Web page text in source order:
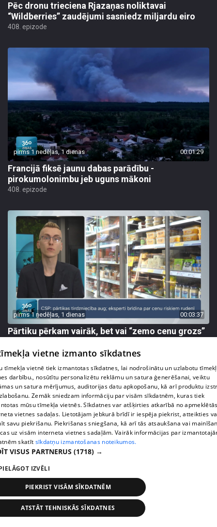
Pēc dronu trieciena Rjazaņas noliktavai
“Wildberries” zaudējumi sasniedz miljardu eiro
408. epizode
pirms 1 nedēļas, 1 dienas 00:01:29
Francijā fiksē jaunu dabas parādību -
pirokumolonimbu jeb uguns mākoni
408. epizode
pirms 1 nedēļas, 1 dienas 00:03:37
Pārtiku pērkam vairāk, bet vai “zemo cenu grozs”
408. epizode
pirms 1 nedēļas, 1 dienas
Latvijā pirmajā Simulāciju centrā mediķi trenēsies
glābt dzīvības
vietne izmanto sīkdatnes
tīmekļa vietnē tiek izmantotas sīkdatnes, lai nodrošinātu un uzlabotu
darbību., nosūtītu personalizētu reklāmu un satura ģenerēšanai, veiktu
un satura mērījumus, auditorijas datu apkopošanu, kā arī produktu
Zemāk sniedzam informāciju par visām sīkdatnēm, kuras tiek
mūsu tīmekļa vietnēs. Sīkdatnes var atšķirties atkarībā no
vietnes sadaļas. Lietotājam jebkurā brīdī ir iespēja piekrist, atteikties
savu piekrišanu. Piekrišanas sniegšana, kā arī tās atsaukšana vai
uz visām interneta vietnes sadaļām. Vairāk informācijas par
skatīt sīkdatņu izmantošanas noteikumos.
VISUS PARTNERUS (1718) →
IZVĒLI
PIEKRIST VISĀM SĪKDATNĒM
ATSTĀT TEHNISKĀS SĪKDATNES